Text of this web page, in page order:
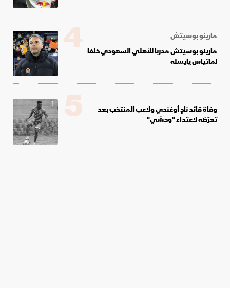
مارينو بوسيتش
مارينو بوسيتش مدرباً للأهلي السعودي خلفاً
لماتياس يايسله
4
وفاة قائد نادٍ أوغندي ولاعب المنتخب بعد
تعرّضه لاعتداء "وحشي"
5